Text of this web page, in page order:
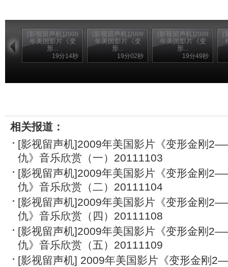
[影视留声机]2009
年美国影片《变
形...
19分14秒
[影视留声机]2009
年美国影片《变
形...
19分02秒
[影视留声机]2009
年美国影片《变
形...
19分49秒
[
相关报道：
[影视留声机]2009年美国影片《变形金刚
仇》音乐欣赏（一）20111103
[影视留声机]2009年美国影片《变形金刚
仇》音乐欣赏（二）20111104
[影视留声机]2009年美国影片《变形金刚
仇》音乐欣赏（四）20111108
[影视留声机]2009年美国影片《变形金刚
仇》音乐欣赏（五）20111109
[影视留声机] 2009年美国影片《变形金刚